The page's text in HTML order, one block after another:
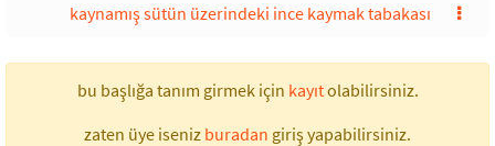
kaynamış sütün üzerindeki ince kaymak tabakası
bu başlığa tanım girmek için kayıtolabilirsiniz.
zaten üye iseniz buradan giriş yapabilirsiniz.